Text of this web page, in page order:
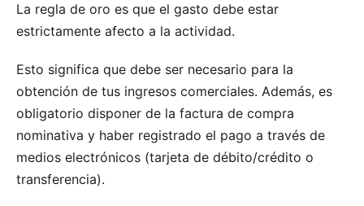
La regla de oro es que el gasto debe estar
estrictamente afecto a la actividad.
Esto significa que debe ser necesario para la
obtención de tus ingresos comerciales. Además, es
obligatorio disponer de la factura de compra
nominativa y haber registrado el pago a través de
medios electrónicos (tarjeta de débito/crédito o
transferencia).